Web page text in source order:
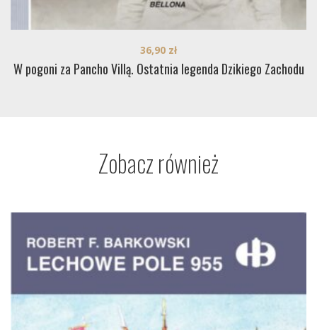
W pogoni za Pancho Villą. Ostatnia legenda Dzikiego Zachodu
36,90 zł
Zobacz również